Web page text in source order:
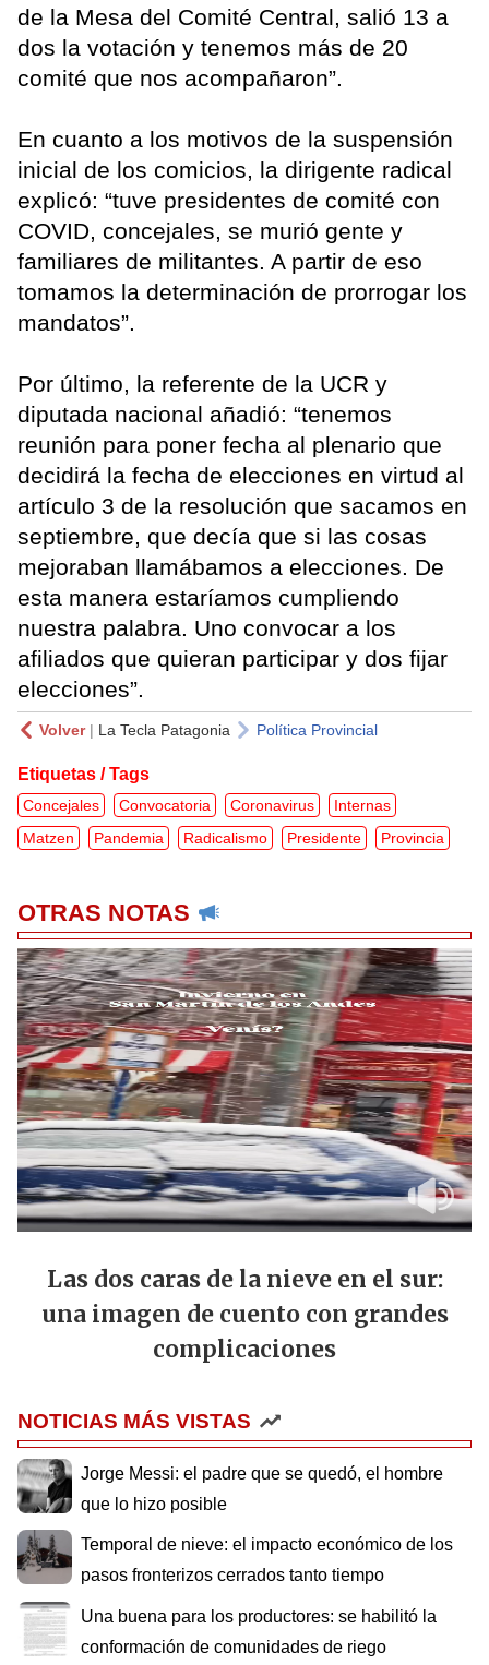
de la Mesa del Comité Central, salió 13 a
dos la votación y tenemos más de 20
comité que nos acompañaron”.
En cuanto a los motivos de la suspensión
inicial de los comicios, la dirigente radical
explicó: “tuve presidentes de comité con
COVID, concejales, se murió gente y
familiares de militantes. A partir de eso
tomamos la determinación de prorrogar los
mandatos”.
Por último, la referente de la UCR y
diputada nacional añadió: “tenemos
reunión para poner fecha al plenario que
decidirá la fecha de elecciones en virtud al
artículo 3 de la resolución que sacamos en
septiembre, que decía que si las cosas
mejoraban llamábamos a elecciones. De
esta manera estaríamos cumpliendo
nuestra palabra. Uno convocar a los
afiliados que quieran participar y dos fijar
elecciones”.
Volver| La Tecla Patagonia Política Provincial
Etiquetas / Tags
Concejales Convocatoria Coronavirus
Internas
Matzen
Pandemia Radicalismo Presidente Provincia
OTRAS NOTAS
Las dos caras de la nieve en el sur:
una imagen de cuento con grandes
complicaciones
NOTICIAS MÁS VISTAS
Jorge Messi: el padre que se quedó, el hombre
que lo hizo posible
Temporal de nieve: el impacto económico de los
pasos fronterizos cerrados tanto tiempo
Una buena para los productores: se habilitó la
conformación de comunidades de riego